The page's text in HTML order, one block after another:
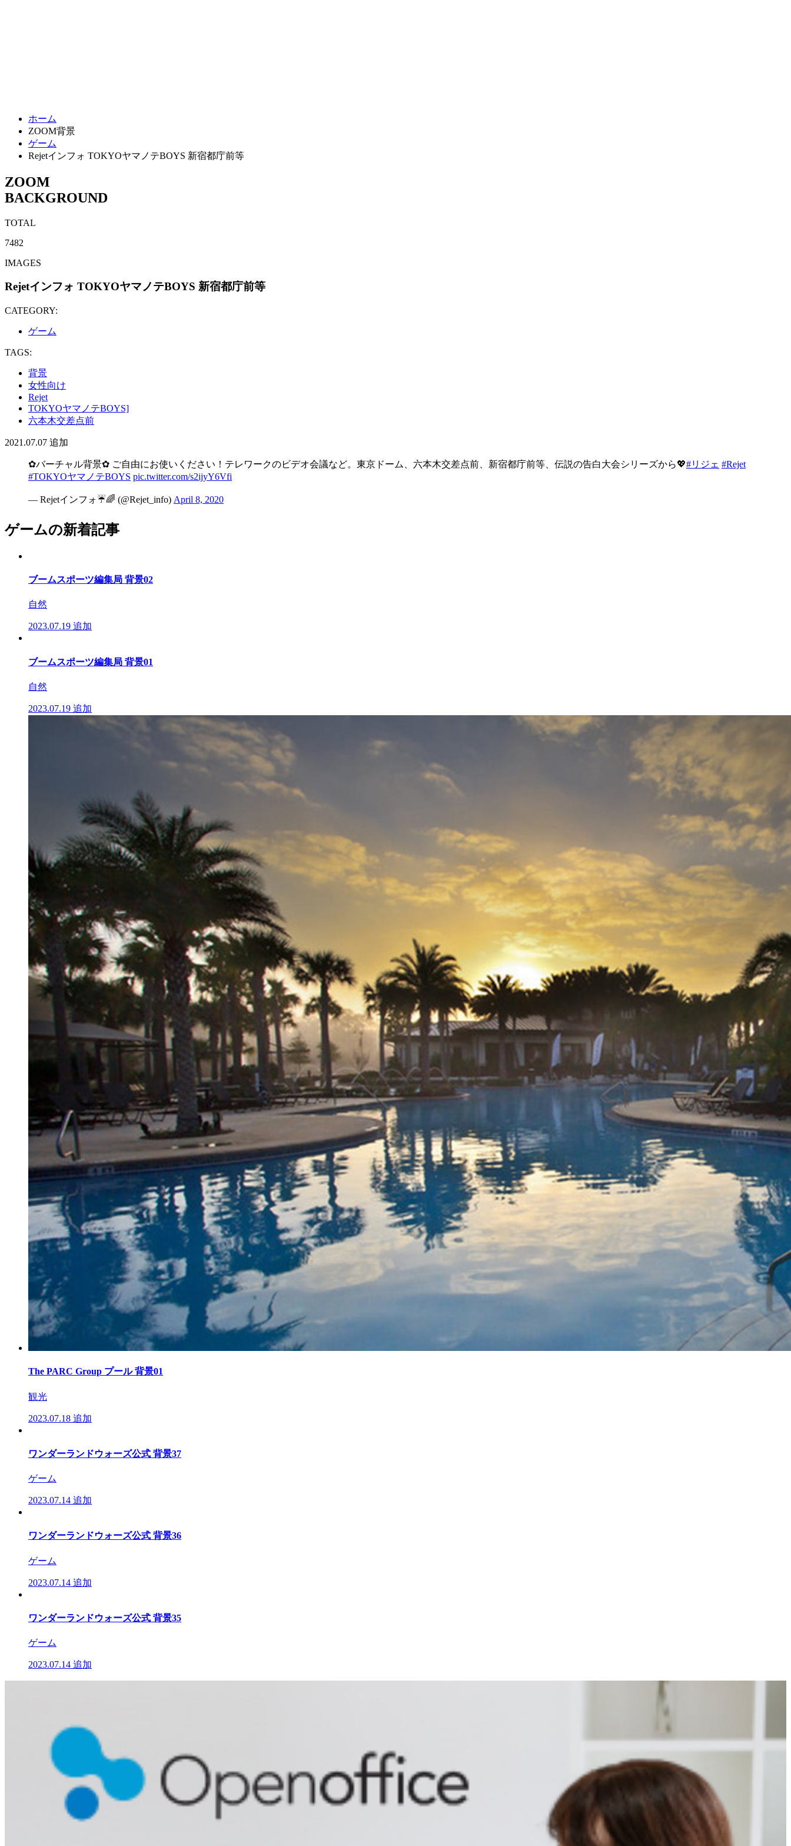
ホーム
ZOOM背景
ゲーム
Rejetインフォ TOKYOヤマノテBOYS 新宿都庁前等
ZOOM
BACKGROUND
TOTAL
7482
IMAGES
Rejetインフォ TOKYOヤマノテBOYS 新宿都庁前等
CATEGORY:
ゲーム
TAGS:
背景
女性向け
Rejet
TOKYOヤマノテBOYS]
六本木交差点前
2021.07.07 追加
✿バーチャル背景✿ ご自由にお使いください！テレワークのビデオ会議など。東京ドーム、六本木交差点前、新宿都庁前等、伝説の告白大会シリーズから💖#リジェ #Rejet
#TOKYOヤマノテBOYS pic.twitter.com/s2ijyY6Vfi
— Rejetインフォ☔🌈 (@Rejet_info) April 8, 2020
ゲームの新着記事
ブームスポーツ編集局 背景02
自然
2023.07.19 追加
ブームスポーツ編集局 背景01
自然
2023.07.19 追加
The PARC Group プール 背景01
観光
2023.07.18 追加
ワンダーランドウォーズ公式 背景37
ゲーム
2023.07.14 追加
ワンダーランドウォーズ公式 背景36
ゲーム
2023.07.14 追加
ワンダーランドウォーズ公式 背景35
ゲーム
2023.07.14 追加